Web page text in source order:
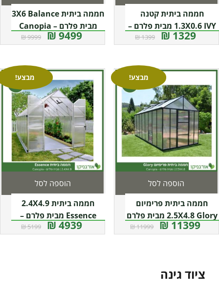
חממה ביתית קטנה
1.3X0.6 IVY מבית פלרם –
קנופיה1329 ₪
1399 ₪
חממה ביתית 3X6 Balance
מבית פלרם – Canopia
9499 ₪
9999 ₪
מבצע!
חממה ביתית פרימיום
2.5X4.8 Glory מבית פלרם
– Canopia
11399 ₪
11999 ₪
הוספה לסל
מבצע!
חממה ביתית 2.4X4.9
Essence מבית פלרם –
Canopia
4939 ₪
5199 ₪
הוספה לסל
ציוד גינה